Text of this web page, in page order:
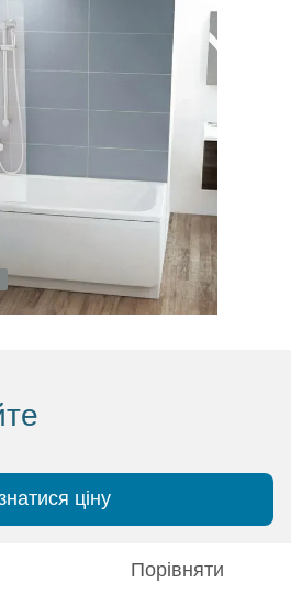
ціну
Порівняти